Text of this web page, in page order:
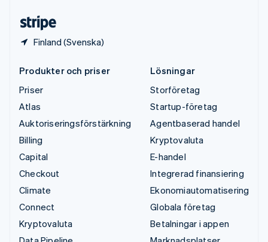
Finland (Svenska)
Produkter och priser
Priser
Atlas
Auktoriseringsförstärkning
Billing
Capital
Checkout
Climate
Connect
Kryptovaluta
Lösningar
Storföretag
Startup-företag
Agentbaserad handel
Kryptovaluta
E-handel
Integrerad finansiering
Ekonomiautomatisering
Globala företag
Betalningar i appen